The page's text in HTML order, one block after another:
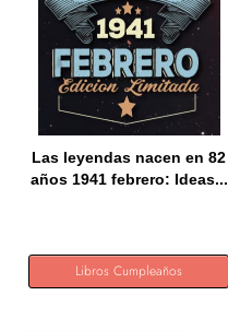
Las leyendas nacen en 82
años 1941 febrero: Ideas...
Libros Cumpleaños